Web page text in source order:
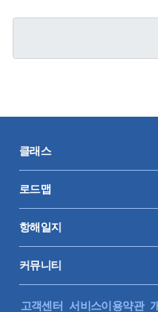
클래스
로드맵
항해일지
커뮤니티
고객센터 서비스이용약관